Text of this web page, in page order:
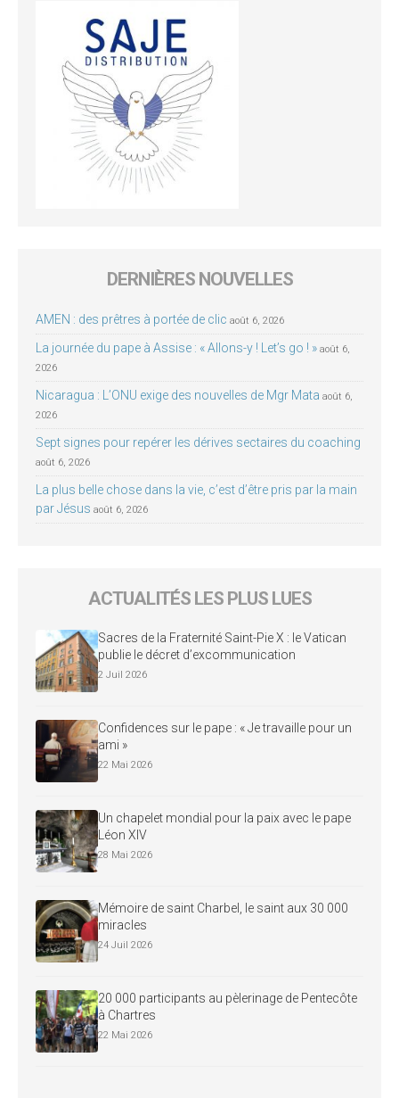
DERNIÈRES NOUVELLES
AMEN : des prêtres à portée de clic août 6, 2026
La journée du pape à Assise : « Allons-y ! Let’s go ! » août 6,
2026
Nicaragua : L’ONU exige des nouvelles de Mgr Mata août 6,
2026
Sept signes pour repérer les dérives sectaires du coaching
août 6, 2026
La plus belle chose dans la vie, c’est d’être pris par la main
par Jésus août 6, 2026
ACTUALITÉS LES PLUS LUES
Sacres de la Fraternité Saint-Pie X : le Vatican
publie le décret d’excommunication
2 Juil 2026
Confidences sur le pape : « Je travaille pour un
ami »
22 Mai 2026
Un chapelet mondial pour la paix avec le pape
Léon XIV
28 Mai 2026
Mémoire de saint Charbel, le saint aux 30 000
miracles
24 Juil 2026
20 000 participants au pèlerinage de Pentecôte
à Chartres
22 Mai 2026